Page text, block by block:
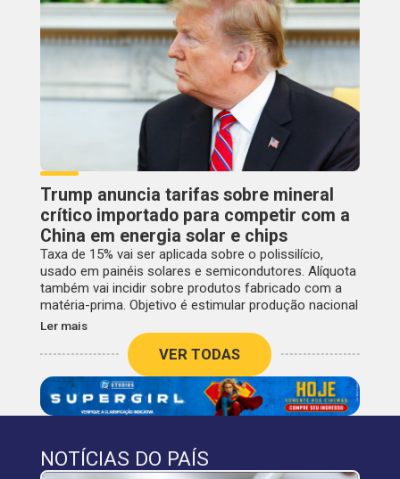
Trump anuncia tarifas sobre mineral
crítico importado para competir com a
China em energia solar e chips
Taxa de 15% vai ser aplicada sobre o polissilício,
usado em painéis solares e semicondutores. Alíquota
também vai incidir sobre produtos fabricado com a
matéria-prima. Objetivo é estimular produção nacional
Ler mais
VER TODAS
NOTÍCIAS DO PAÍS